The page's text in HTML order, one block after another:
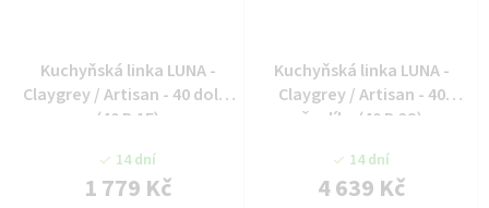
Kuchyňská linka LUNA -
Claygrey / Artisan - 40 dolní
(40 D 1F)
14 dní
1 779 Kč
Kuchyňská linka LUNA -
Claygrey / Artisan - 40
šuplíky (40 D 3S)
14 dní
4 639 Kč